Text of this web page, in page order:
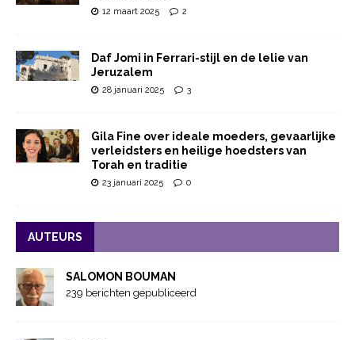
12 maart 2025 2
Daf Jomi in Ferrari-stijl en de lelie van
Jeruzalem
28 januari 2025 3
Gila Fine over ideale moeders, gevaarlijke
verleidsters en heilige hoedsters van
Torah en traditie
23 januari 2025 0
AUTEURS
SALOMON BOUMAN
239 berichten gepubliceerd